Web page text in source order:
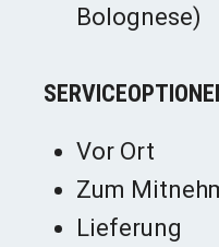
Bolognese)
Vor Ort
Zum
Lieferung